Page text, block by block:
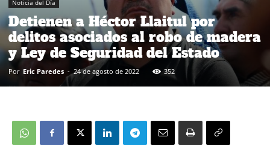
Noticia del Día
Detienen a Héctor Llaitul por
delitos asociados al robo de madera
y Ley de Seguridad del Estado
Por Eric Paredes - 24 de agosto de 2022 352